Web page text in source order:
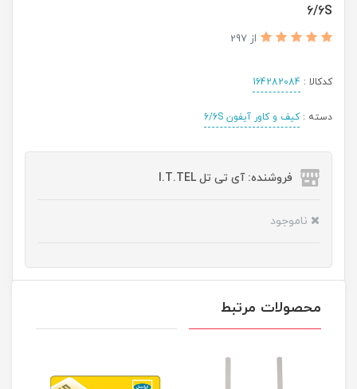
6/6S
از 297
کدکالا : 164282084
دسته :کیف و کاور آیفون 6/6S
فروشنده: آی تی تل I.T.TEL
ناموجود
محصولات مرتبط